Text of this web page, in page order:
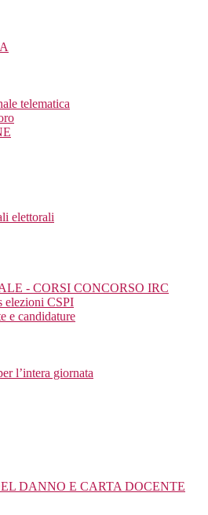
telematica
elettorali
- CORSI CONCORSO IRC
elezioni CSPI
e candidature
l’intera giornata
DANNO E CARTA DOCENTE